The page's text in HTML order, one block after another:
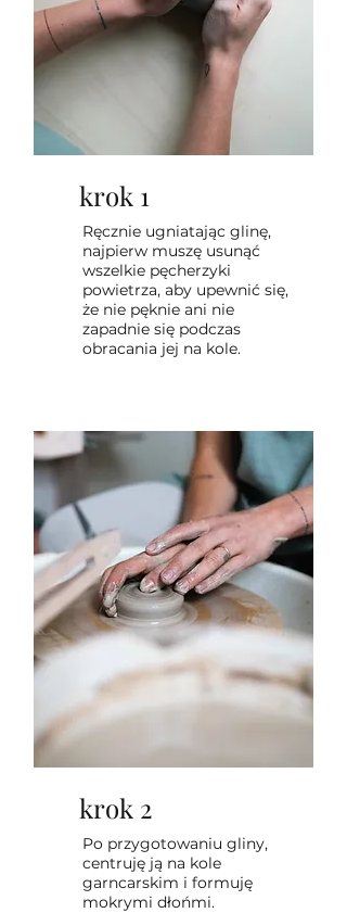
krok 1
Ręcznie ugniatając glinę,
najpierw muszę usunąć
wszelkie pęcherzyki
powietrza, aby upewnić się,
że nie pęknie ani nie
zapadnie się podczas
obracania jej na kole.
krok 2
Po przygotowaniu gliny,
centruję ją na kole
garncarskim i formuję
mokrymi dłońmi.